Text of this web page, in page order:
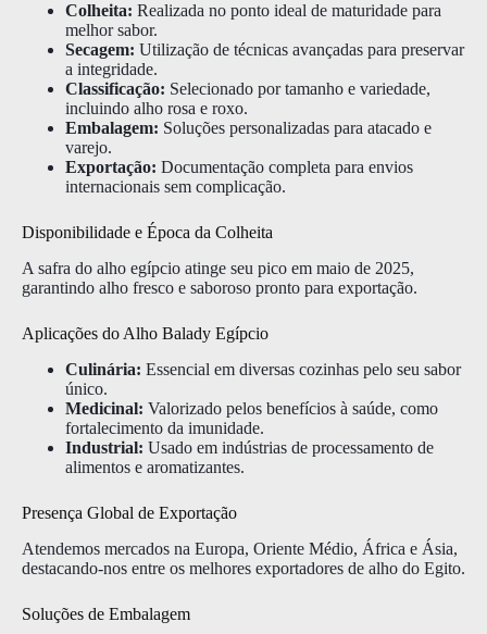
Colheita: Realizada no ponto ideal de maturidade para
melhor sabor.
Secagem: Utilização de técnicas avançadas para preservar
a integridade.
Classificação: Selecionado por tamanho e variedade,
incluindo alho rosa e roxo.
Embalagem: Soluções personalizadas para atacado e
varejo.
Exportação: Documentação completa para envios
internacionais sem complicação.
Disponibilidade e Época da Colheita
A safra do alho egípcio atinge seu pico em maio de 2025,
garantindo alho fresco e saboroso pronto para exportação.
Aplicações do Alho Balady Egípcio
Culinária: Essencial em diversas cozinhas pelo seu sabor
único.
Medicinal: Valorizado pelos benefícios à saúde, como
fortalecimento da imunidade.
Industrial: Usado em indústrias de processamento de
alimentos e aromatizantes.
Presença Global de Exportação
Atendemos mercados na Europa, Oriente Médio, África e Ásia,
destacando-nos entre os melhores exportadores de alho do Egito.
Soluções de Embalagem